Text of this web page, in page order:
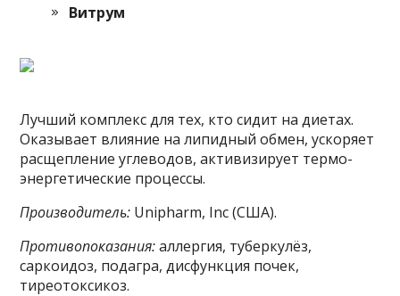
Витрум
Лучший комплекс для тех, кто сидит на диетах.
Оказывает влияние на липидный обмен, ускоряет
расщепление углеводов, активизирует термо-
энергетические процессы.
Производитель: Unipharm, Inc (США).
Противопоказания:аллергия, туберкулёз,
саркоидоз, подагра, дисфункция почек,
тиреотоксикоз.